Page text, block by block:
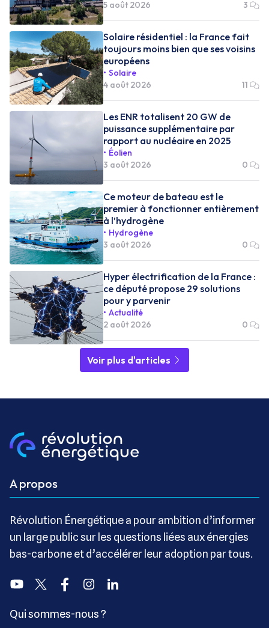
5 août 2026
3
Solaire résidentiel : la France fait
toujours moins bien que ses voisins
européens
Solaire
4 août 2026
11
Les ENR totalisent 20 GW de
puissance supplémentaire par
rapport au nucléaire en 2025
Éolien
3 août 2026
0
Ce moteur de bateau est le
premier à fonctionner entièrement
à l’hydrogène
Hydrogène
3 août 2026
0
Hyper électrification de la France :
ce député propose 29 solutions
pour y parvenir
Actualité
2 août 2026
0
Voir plus d'articles
A propos
Révolution Énergétique a pour ambition d’informer
un large public sur les questions liées aux énergies
bas-carbone et d’accélérer leur adoption par tous.
YoutubeTwitter FacebookInstagramLinkedin
Qui sommes-nous ?